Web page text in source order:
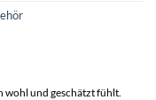
wohl und geschätzt fühlt.